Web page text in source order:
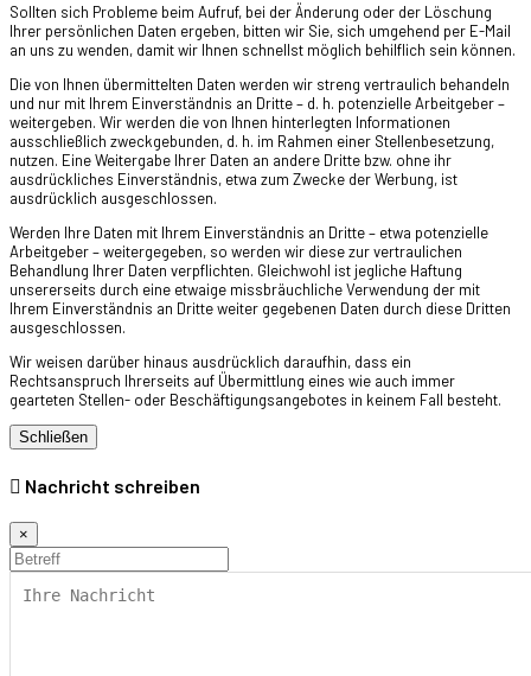
Sollten sich Probleme beim Aufruf, bei der Änderung oder der Löschung
Ihrer persönlichen Daten ergeben, bitten wir Sie, sich umgehend per E-Mail
an uns zu wenden, damit wir Ihnen schnellst möglich behilflich sein können.
Die von Ihnen übermittelten Daten werden wir streng vertraulich behandeln
und nur mit Ihrem Einverständnis an Dritte – d. h. potenzielle Arbeitgeber –
weitergeben. Wir werden die von Ihnen hinterlegten Informationen
ausschließlich zweckgebunden, d. h. im Rahmen einer Stellenbesetzung,
nutzen. Eine Weitergabe Ihrer Daten an andere Dritte bzw. ohne ihr
ausdrückliches Einverständnis, etwa zum Zwecke der Werbung, ist
ausdrücklich ausgeschlossen.
Werden Ihre Daten mit Ihrem Einverständnis an Dritte – etwa potenzielle
Arbeitgeber – weitergegeben, so werden wir diese zur vertraulichen
Behandlung Ihrer Daten verpflichten. Gleichwohl ist jegliche Haftung
unsererseits durch eine etwaige missbräuchliche Verwendung der mit
Ihrem Einverständnis an Dritte weiter gegebenen Daten durch diese Dritten
ausgeschlossen.
Wir weisen darüber hinaus ausdrücklich daraufhin, dass ein
Rechtsanspruch Ihrerseits auf Übermittlung eines wie auch immer
gearteten Stellen- oder Beschäftigungsangebotes in keinem Fall besteht.
Schließen
Nachricht schreiben
×